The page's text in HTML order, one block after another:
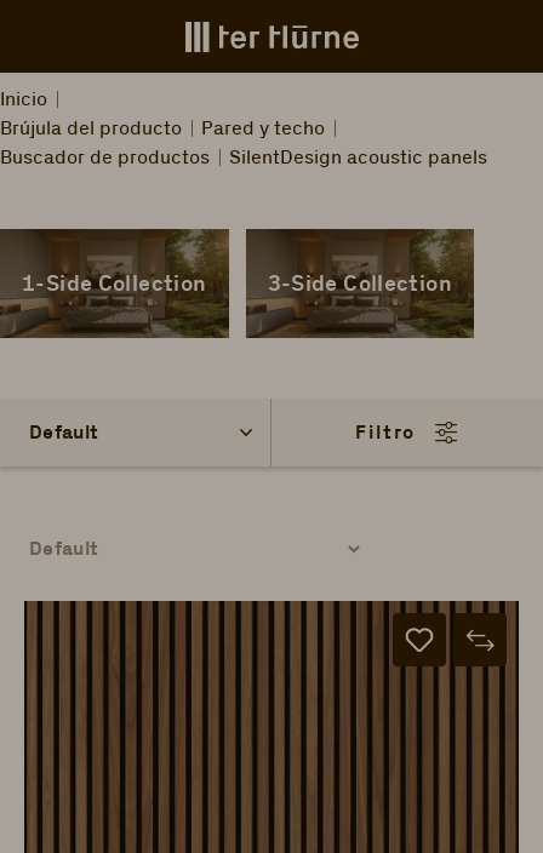
Skip to main content
Inicio
Brújula del producto
Pared y techo
Buscador de productos
SilentDesign acoustic panels
1-Side Collection 3-Side Collection
Filtro